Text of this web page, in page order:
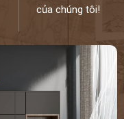
của chúng tôi!